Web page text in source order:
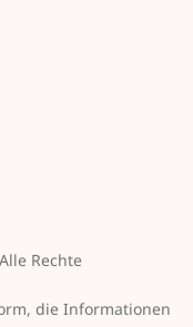
Rechte
die Informationen